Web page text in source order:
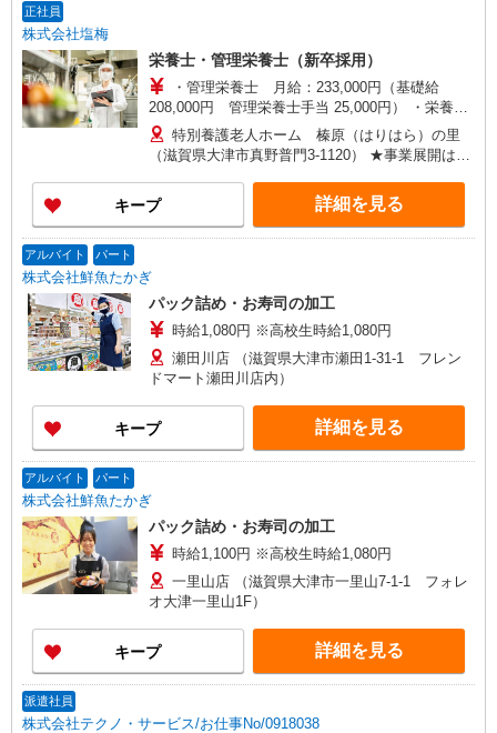
正社員
株式会社塩梅
栄養士・管理栄養士（新卒採用）
・管理栄養士 月給：233,000円（基礎給
208,000円 管理栄養士手当 25,000円） ・栄養士
（4年制） 月給208,000円（基礎給 208,000
円） ・栄養士（2年制） 月給204,000円（基礎
給 204,000円） ※昇給年1回（4月）…勤続給（毎
年5,000円）＋能力給 ※賞与年2回（7月・12
月） ※1年目から支給 ※手当…通勤手当（全額
支給）、管理栄養士手当、住宅手当（規定有り）
特別養護老人ホーム 榛原（はりはら）の里
（滋賀県大津市真野普門3-1120） ★事業展開は関
域密着型の会社です。 勤務希望の府県（大阪・兵
庫・京都・奈良・滋賀）を選んでエントリーでき
るので、 関西にお住まいでご自宅から通いたい
す。
キープ 詳細を見る
アルバイト パート
株式会社鮮魚たかぎ
パック詰め・お寿司の加工
時給1,080円 ※高校生時給1,080円
瀬田川店 （滋賀県大津市瀬田1-31-1 フレン
ドマート瀬田川店内）
キープ 詳細を見る
アルバイト パート
株式会社鮮魚たかぎ
パック詰め・お寿司の加工
時給1,100円 ※高校生時給1,080円
一里山店 （滋賀県大津市一里山7-1-1 フォレ
オ大津一里山1F）
キープ 詳細を見る
派遣社員
株式会社テクノ・サービス/お仕事No/0918038